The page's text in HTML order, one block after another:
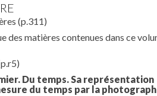
(p.311)
des matières contenues dans ce
Du temps. Sa représentation
du temps par la